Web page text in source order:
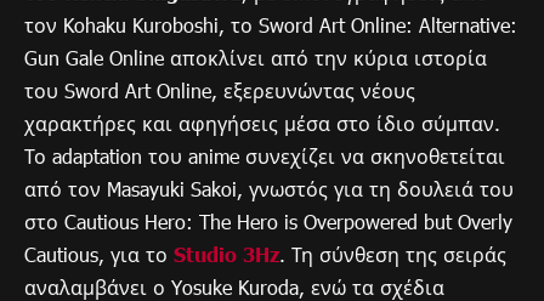
τον Kohaku Kuroboshi, το Sword Art Online: Alternative:
Gun Gale Online αποκλίνει από την κύρια ιστορία
του Sword Art Online, εξερευνώντας νέους
χαρακτήρες και αφηγήσεις μέσα στο ίδιο σύμπαν.
Το adaptation του anime συνεχίζει να σκηνοθετείται
από τον Masayuki Sakoi, γνωστός για τη δουλειά του
στο Cautious Hero: The Hero is Overpowered but Overly
Cautious, για το Studio 3Hz. Τη σύνθεση της σειράς
αναλαμβάνει ο Yosuke Kuroda, ενώ τα σχέδια